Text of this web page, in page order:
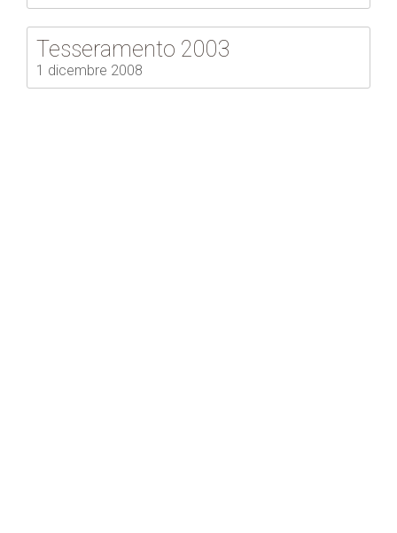
Tesseramento 2003
1 dicembre 2008